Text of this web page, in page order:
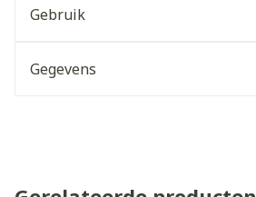
Gebruik
Gegevens